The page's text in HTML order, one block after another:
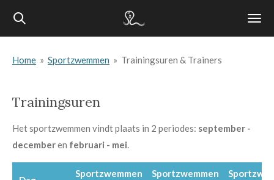
Ga
deHome » Sportzwemmen » Trainingsuren & Trainers
Trainingsuren
Het sportzwemmen vindt plaats in 2 periodes: september -
decemberen februari - mei.
Sportzwemmen
Sportzwemmen